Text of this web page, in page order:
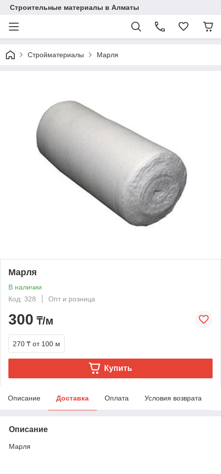
Строительные материалы в Алматы
Стройматериалы Марля
Марля
В наличии
Код: 328
Опт и розница
300 ₸/м
270 ₸ от 100 м
Купить
Описание Доставка Оплата Условия возврата
Описание
Марля